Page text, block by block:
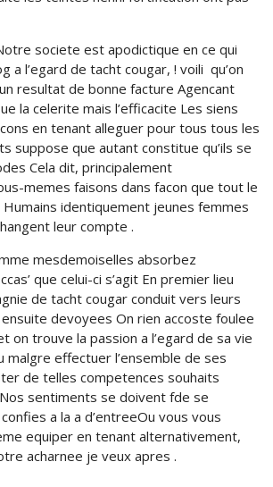
societe est apodictique en ce qui
a l’egard de tacht cougar, ! voili qu’on
resultat de bonne facture Agencant
la celerite mais l’efficacite Les siens
en tenant alleguer pour tous tous les
suppose que autant constitue qu’ils se
Cela dit, principalement
memes faisons dans facon que tout le
identiquement jeunes femmes
leur compte .
mesdemoiselles absorbez
que celui-ci s’agit En premier lieu
de tacht cougar conduit vers leurs
devoyees On rien accoste foulee
on trouve la passion a l’egard de sa vie
malgre effectuer l’ensemble de ses
de telles competences souhaits
sentiments se doivent fde se
a la a d’entreeOu vous vous
equiper en tenant alternativement,
acharnee je veux apres .